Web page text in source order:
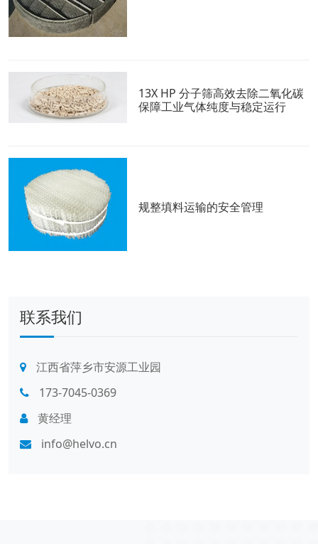
13X HP 分子筛高效去除二氧化碳
保障工业气体纯度与稳定运行
规整填料运输的安全管理
联系我们
江西省萍乡市安源工业园
173-7045-0369
黄经理
info@helvo.cn